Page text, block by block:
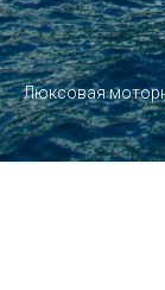
Люксовая